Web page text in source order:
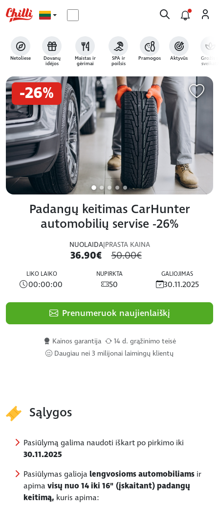
Netoliese Dovanų
idėjos
Maistas ir
gėrimai
SPA ir
poilsis
Pramogos Aktyvūs Grožis
sveikata
Padangų keitimas CarHunter
automobilių servise -26%
NUOLAIDA
36.90€
ĮPRASTA KAINA
50.00€
LIKO LAIKO
00:00:00
NUPIRKTA
50
GALIOJIMAS
30.11.2025
Prenumeruok naujienlaiškį
Kainos garantija
14 d. grąžinimo teisė
Daugiau nei 3 milijonai laimingų klientų
-26%
Sąlygos
Pasiūlymą galima naudoti iškart po pirkimo iki
30.11.2025
Pasiūlymas galioja lengvosioms automobiliams ir
apima visų nuo 14 iki 16" (įskaitant) padangų
keitimą, kuris apima: